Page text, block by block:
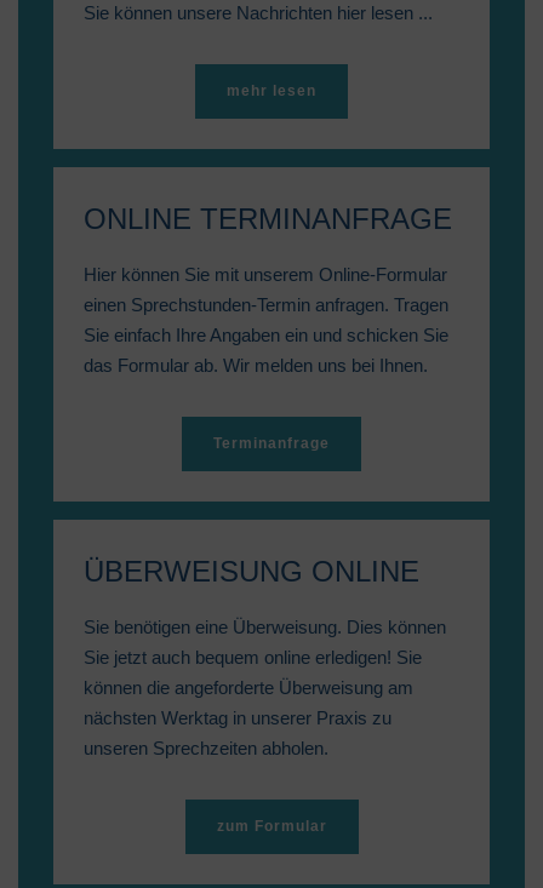
Sie können unsere Nachrichten hier lesen ...
mehr lesen
ONLINE TERMINANFRAGE
Hier können Sie mit unserem Online-Formular
einen Sprechstunden-Termin anfragen. Tragen
Sie einfach Ihre Angaben ein und schicken Sie
das Formular ab. Wir melden uns bei Ihnen.
Terminanfrage
ÜBERWEISUNG ONLINE
Sie benötigen eine Überweisung. Dies können
Sie jetzt auch bequem online erledigen! Sie
können die angeforderte Überweisung am
nächsten Werktag in unserer Praxis zu
unseren Sprechzeiten abholen.
zum Formular